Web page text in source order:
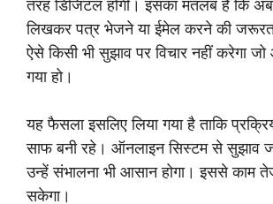
तरह डिजिटल होगी। इसका मतलब है कि
लिखकर पत्र भेजने या ईमेल करने की
ऐसे किसी भी सुझाव पर विचार नहीं करेगा
गया हो।
यह फैसला इसलिए लिया गया है ताकि
साफ बनी रहे। ऑनलाइन सिस्टम से सुझाव
उन्हें संभालना भी आसान होगा। इससे काम
सकेगा।